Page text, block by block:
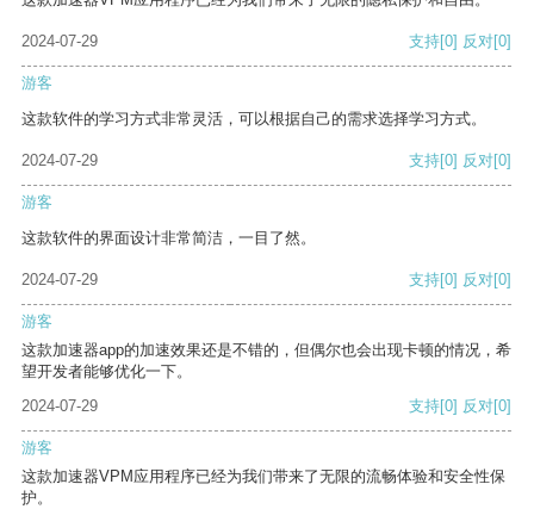
2024-07-29 支持[0] 反对[0]
游客
这款软件的学习方式非常灵活，可以根据自己的需求选择学习方式。
2024-07-29 支持[0] 反对[0]
游客
这款软件的界面设计非常简洁，一目了然。
2024-07-29 支持[0] 反对[0]
游客
这款加速器app的加速效果还是不错的，但偶尔也会出现卡顿的情况，希
望开发者能够优化一下。
2024-07-29
支持[0] 反对[0]
游客
这款加速器VPM应用程序已经为我们带来了无限的流畅体验和安全性保
护。